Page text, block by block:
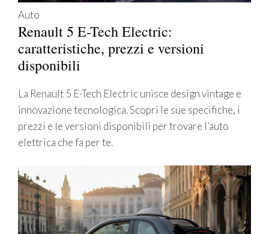
Auto
Renault 5 E-Tech Electric:
caratteristiche, prezzi e versioni
disponibili
La Renault 5 E-Tech Electric unisce design vintage e
innovazione tecnologica. Scopri le sue specifiche, i
prezzi e le versioni disponibili per trovare l’auto
elettrica che fa per te.